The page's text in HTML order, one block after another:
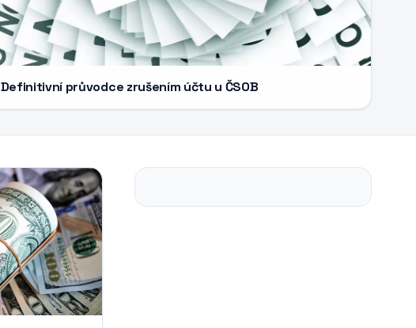
Definitivní průvodce zrušením účtu u ČSOB